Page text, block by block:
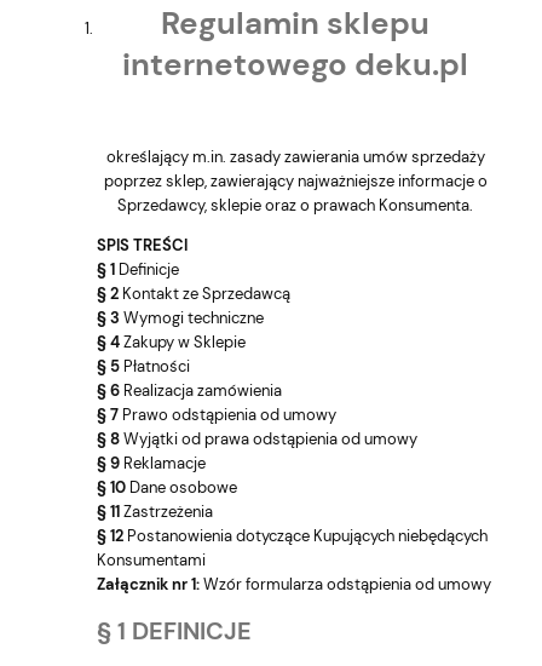
Regulamin sklepu
internetowego deku.pl
określający m.in. zasady zawierania umów sprzedaży
poprzez sklep, zawierający najważniejsze informacje o
Sprzedawcy, sklepie oraz o prawach Konsumenta.
SPIS TREŚCI
§ 1 Definicje
§ 2 Kontakt ze Sprzedawcą
§ 3 Wymogi techniczne
§ 4Zakupy w Sklepie
§ 5 Płatności
§ 6 Realizacja zamówienia
§ 7 Prawo odstąpienia od umowy
§ 8Wyjątki od prawa odstąpienia od umowy
§ 9 Reklamacje
§ 10 Dane osobowe
§ 11Zastrzeżenia
§ 12 Postanowienia dotyczące Kupujących niebędących
Konsumentami
Załącznik nr 1:Wzór formularza odstąpienia od umowy
§ 1 DEFINICJE